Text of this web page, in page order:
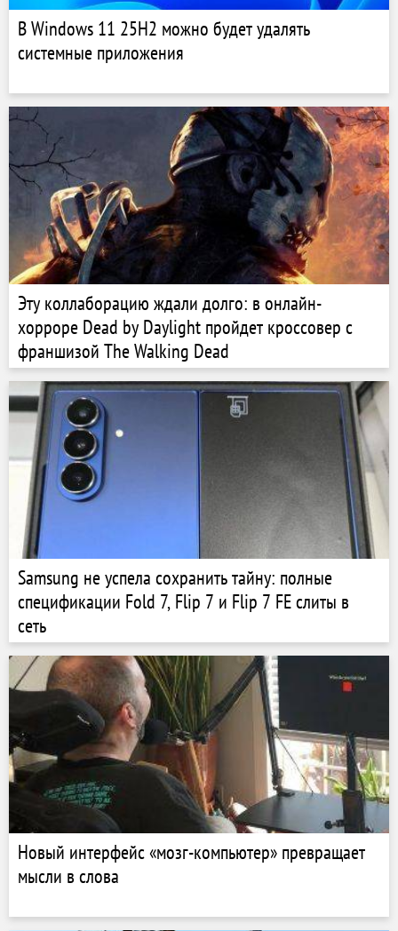
В Windows 11 25H2 можно будет удалять
системные приложения
Эту коллаборацию ждали долго: в онлайн-
хорроре Dead by Daylight пройдет кроссовер с
франшизой The Walking Dead
Samsung не успела сохранить тайну: полные
спецификации Fold 7, Flip 7 и Flip 7 FE слиты в
сеть
Новый интерфейс «мозг-компьютер» превращает
мысли в слова